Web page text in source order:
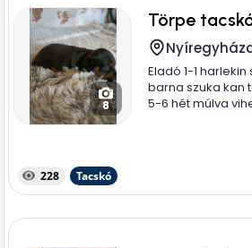
8
Törpe
Eladó 1-1
barna szuka kan
5-6 hét múlva
228 Tacskó